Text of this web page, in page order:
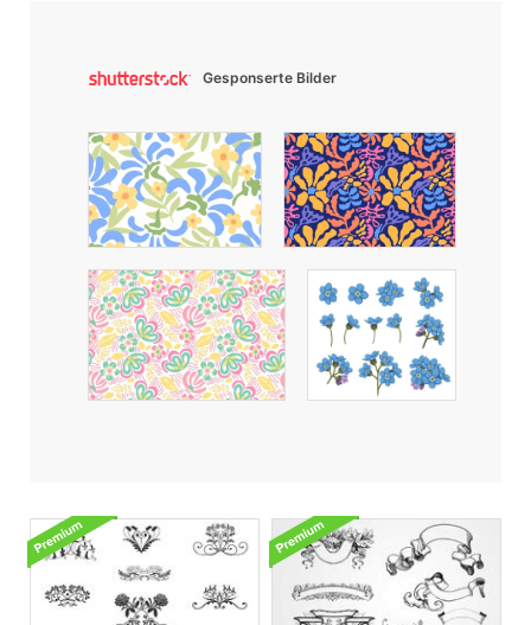
Gesponserte Bilder